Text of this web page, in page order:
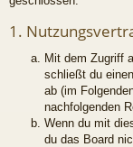
1.
Mit dem Zugriff
schließt du
ab (im
nachfolgenden
Wenn du mit
du das Board